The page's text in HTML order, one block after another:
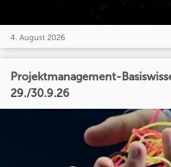
4. August 2026
Projektmanagement-
29./30.9.26